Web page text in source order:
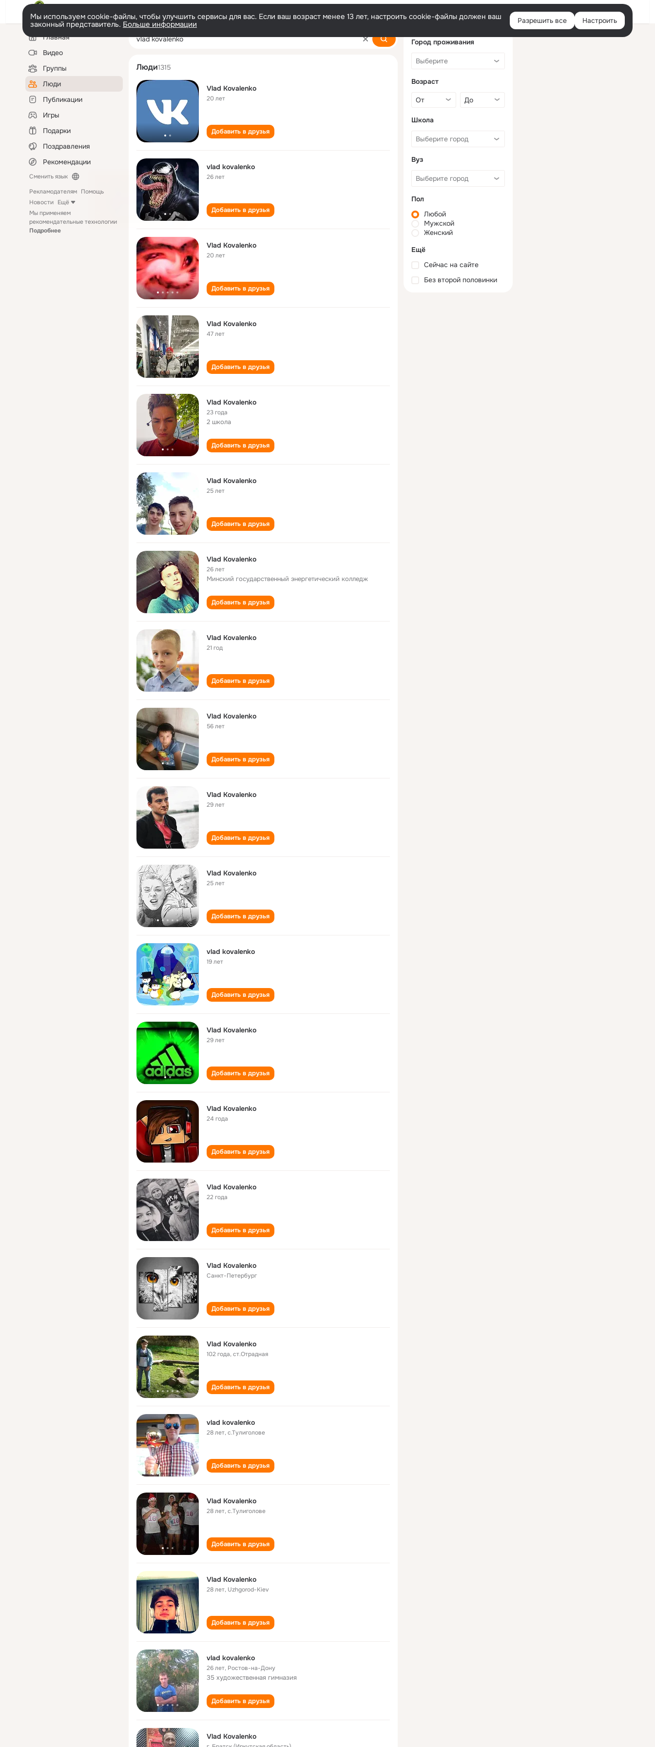
Войти
Мы используем cookie-файлы, чтобы улучшить сервисы для вас. Если ваш возраст менее 13 лет, настроить cookie-файлы должен ваш
законный представитель. Больше информации Разрешить все Настроить
Левая
колонкаГлавная
Видео
Группы
Люди
Публикации
Игры
Подарки
Поздравления
Рекомендации
Сменить язык
Рекламодателям Помощь
Новости Ещё
Мы применяем
рекомендательные технологии
Подробнее
vlad kovalenko
Люди1315
Vlad Kovalenko
20 лет
Добавить в друзья
vlad kovalenko
26 лет
Добавить в друзья
Vlad Kovalenko
20 лет
Добавить в друзья
Vlad Kovalenko
47 лет
Добавить в друзья
Vlad Kovalenko
23 года
2 школа
Добавить в друзья
Vlad Kovalenko
25 лет
Добавить в друзья
Vlad Kovalenko
26 лет
Минский государственный энергетический колледж
Добавить в друзья
Vlad Kovalenko
21 год
Добавить в друзья
Vlad Kovalenko
56 лет
Добавить в друзья
Vlad Kovalenko
29 лет
Добавить в друзья
Vlad Kovalenko
25 лет
Добавить в друзья
vlad kovalenko
19 лет
Добавить в друзья
Vlad Kovalenko
29 лет
Добавить в друзья
Vlad Kovalenko
24 года
Добавить в друзья
Vlad Kovalenko
22 года
Добавить в друзья
Vlad Kovalenko
Санкт-Петербург
Добавить в друзья
Vlad Kovalenko
102 года,ст.Отрадная
Добавить в друзья
vlad kovalenko
28 лет,с.Тулиголове
Добавить в друзья
Vlad Kovalenko
28 лет,c.Тулиголове
Добавить в друзья
Vlad Kovalenko
28 лет, Uzhgorod-Kiev
Добавить в друзья
vlad kovalenko
26 лет, Ростов-на-Дону
35 художественная гимназия
Добавить в друзья
Vlad Kovalenko
Город проживания
Возраст
Школа
Вуз
Пол
Любой
Мужской
Женский
Ещё
Сейчас на сайте
Без второй половинки